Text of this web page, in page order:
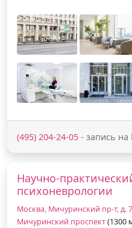
(495) 204-24-05 - запись
Научно-
психоневрологии
Москва, Мичуринский пр-т, д.
Мичуринский проспект(1300